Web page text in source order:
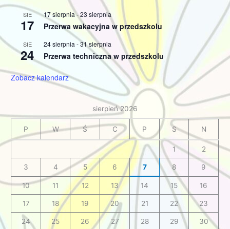
SIE
17
17 sierpnia-23 sierpnia
Przerwa wakacyjna w przedszkolu
SIE
24
24 sierpnia -31 sierpnia
Przerwa techniczna w przedszkolu
Zobacz kalendarz
sierpień 2026
P W Ś C P S N
1 2
3 4 5 6 7 8 9
10 11 12 13 14 15 16
17 18 19 20 21 22 23
24 25 26 27 28 29 30